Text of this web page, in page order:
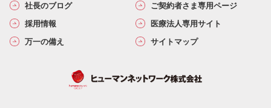
社長のブログ
ご契約者さま専用ページ
採用情報
医療法人専用サイト
万一の備え
サイトマップ